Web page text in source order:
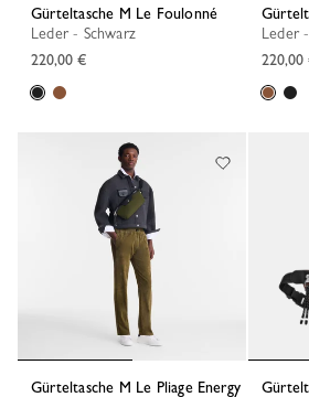
Gürteltasche M Le Foulonné
Leder - Schwarz
220,00 €
Leder
220,00
Gürteltasche M Le Pliage Energy